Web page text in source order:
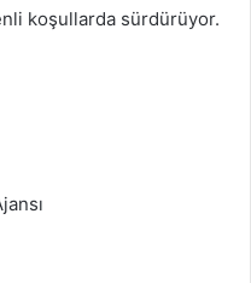
koşullarda sürdürüyor.